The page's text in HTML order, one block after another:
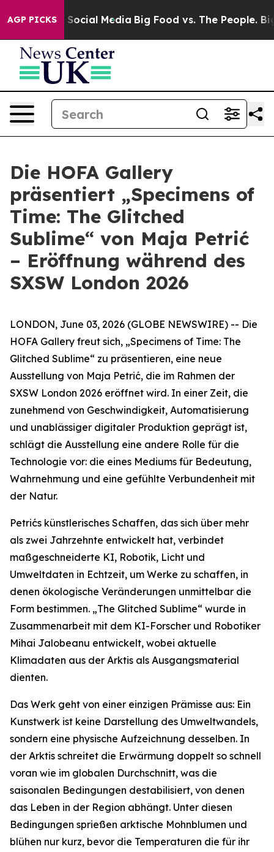
AGP PICKSon Social Media Big Food vs. The People. Big
Die HOFA Gallery
präsentiert „Specimens of
Time: The Glitched
Sublime“ von Maja Petrić
– Eröffnung während des
SXSW London 2026
LONDON, June 03, 2026 (GLOBE NEWSWIRE) -- Die
HOFA Gallery freut sich, „Specimens of Time: The
Glitched Sublime“ zu präsentieren, eine neue
Ausstellung von Maja Petrić, die im Rahmen der
SXSW London 2026 eröffnet wird. In einer Zeit, die
zunehmend von Geschwindigkeit, Automatisierung
und unablässiger digitaler Produktion geprägt ist,
schlägt die Ausstellung eine andere Rolle für die
Technologie vor: die eines Mediums für Bedeutung,
Wahrnehmung und eine gefühlte Verbundenheit mit
der Natur.
Petrićs künstlerisches Schaffen, das sich über mehr
als zwei Jahrzehnte entwickelt hat, verbindet
maßgeschneiderte KI, Robotik, Licht und
Umweltdaten in Echtzeit, um Werke zu schaffen, in
denen ökologische Veränderungen unmittelbar die
Form bestimmen. „The Glitched Sublime“ wurde in
Zusammenarbeit mit dem KI-Forscher und Robotiker
Mihai Jalobeanu entwickelt, wobei aktuelle
Klimadaten aus der Arktis als Ausgangsmaterial
dienten.
Das Werk geht von einer einzigen Prämisse aus: Ein
Kunstwerk ist keine Darstellung des Umweltwandels,
sondern eine physische Aufzeichnung desselben. In
der Arktis schreitet die Erwärmung doppelt so schnell
voran wie im globalen Durchschnitt, was die
saisonalen Bedingungen destabilisiert, von denen
das Leben in der Region abhängt. Unter diesen
Bedingungen sprießen arktische Mohnblumen und
blühen nur kurz, bevor die Temperaturen die für ihr